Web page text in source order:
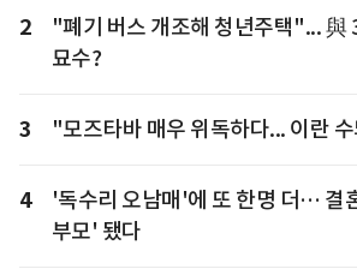
2
"폐기 버스 개조해 청년주택"... 與
묘수?
3 "모즈타바 매우 위독하다... 이란
4
'독수리 오남매'에 또 한명 더… 결
부모' 됐다